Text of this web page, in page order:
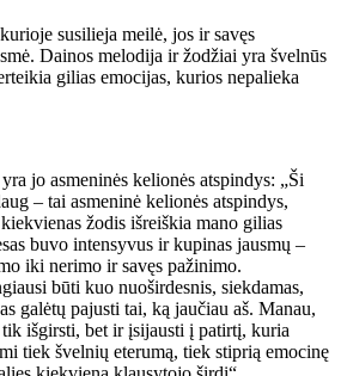
susilieja meilė, jos ir savęs
Dainos melodija ir žodžiai yra švelnūs
gilias emocijas, kurios nepalieka
jo asmeninės kelionės atspindys: „Ši
– tai asmeninė kelionės atspindys,
žodis išreiškia mano gilias
buvo intensyvus ir kupinas jausmų –
iki nerimo ir savęs pažinimo.
būti kuo nuoširdesnis, siekdamas,
galėtų pajusti tai, ką jaučiau aš. Manau,
išgirsti, bet ir įsijausti į patirtį, kuria
tiek švelnių eterumą, tiek stiprią emocinę